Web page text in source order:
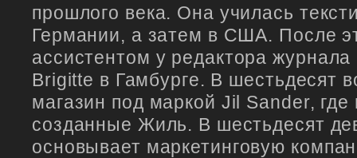
прошлого века. Она училась
Германии, а затем в США. После
ассистентом у редактора
Brigitte в Гамбурге. В шестьдесят
магазин под маркой Jil Sander,
созданные Жиль. В шестьдесят
основывает маркетинговую